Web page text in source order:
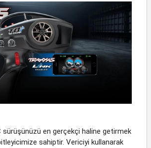
sürüşünüzü en gerçekçi haline getirmek
sahiptir. Vericiyi kullanarak